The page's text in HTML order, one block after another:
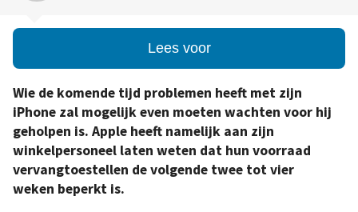
Lees voor
Wie de komende tijd problemen heeft met zijn
iPhone zal mogelijk even moeten wachten voor hij
geholpen is. Apple heeft namelijk aan zijn
winkelpersoneel laten weten dat hun voorraad
vervangtoestellen de volgende twee tot vier
weken beperkt is.